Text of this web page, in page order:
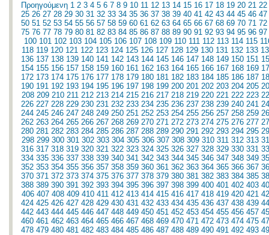
Προηγούμενη 1 2 3 4 5 6 7 8 9 10 11 12 13 14 15 16 17 18 19 20 21 22
25 26 27 28 29 30 31 32 33 34 35 36 37 38 39 40 41 42 43 44 45 46 47
50 51 52 53 54 55 56 57 58 59 60 61 62 63 64 65 66 67 68 69 70 71 72
75 76 77 78 79 80 81 82 83 84 85 86 87 88 89 90 91 92 93 94 95 96 97
100 101 102 103 104 105 106 107 108 109 110 111 112 113 114 115
118 119 120 121 122 123 124 125 126 127 128 129 130 131 132 133
136 137 138 139 140 141 142 143 144 145 146 147 148 149 150 151
154 155 156 157 158 159 160 161 162 163 164 165 166 167 168 169
172 173 174 175 176 177 178 179 180 181 182 183 184 185 186 187
190 191 192 193 194 195 196 197 198 199 200 201 202 203 204 205
208 209 210 211 212 213 214 215 216 217 218 219 220 221 222 223
226 227 228 229 230 231 232 233 234 235 236 237 238 239 240 241
244 245 246 247 248 249 250 251 252 253 254 255 256 257 258 259
262 263 264 265 266 267 268 269 270 271 272 273 274 275 276 277
280 281 282 283 284 285 286 287 288 289 290 291 292 293 294 295
298 299 300 301 302 303 304 305 306 307 308 309 310 311 312 313
316 317 318 319 320 321 322 323 324 325 326 327 328 329 330 331
334 335 336 337 338 339 340 341 342 343 344 345 346 347 348 349
352 353 354 355 356 357 358 359 360 361 362 363 364 365 366 367
370 371 372 373 374 375 376 377 378 379 380 381 382 383 384 385
388 389 390 391 392 393 394 395 396 397 398 399 400 401 402 403
406 407 408 409 410 411 412 413 414 415 416 417 418 419 420 421
424 425 426 427 428 429 430 431 432 433 434 435 436 437 438 439
442 443 444 445 446 447 448 449 450 451 452 453 454 455 456 457
460 461 462 463 464 465 466 467 468 469 470 471 472 473 474 475
478 479 480 481 482 483 484 485 486 487 488 489 490 491 492 493